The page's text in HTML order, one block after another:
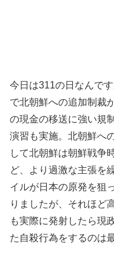
今日は311の日なんで
で北朝鮮への追加制裁
の現金の移送に強い規
演習も実施。北朝鮮へ
して北朝鮮は朝鮮戦争
ど、より過激な主張を
イルが日本の原発を狙
りましたが、それほど
も実際に発射したら現
た自殺行為をするのは